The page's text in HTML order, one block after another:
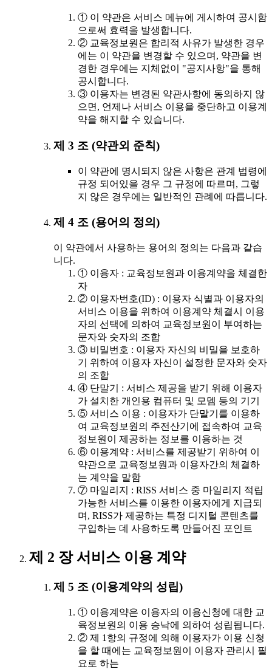
① 이 약관은 서비스 메뉴에 게시하여 공시함
으로써 효력을 발생합니다.
② 교육정보원은 합리적 사유가 발생한 경우
에는 이 약관을 변경할 수 있으며, 약관을 변
경한 경우에는 지체없이 "공지사항"을 통해
공시합니다.
③ 이용자는 변경된 약관사항에 동의하지 않
으면, 언제나 서비스 이용을 중단하고 이용계
약을 해지할 수 있습니다.
제 3 조 (약관외 준칙)
이 약관에 명시되지 않은 사항은 관계 법령에
규정 되어있을 경우 그 규정에 따르며, 그렇
지 않은 경우에는 일반적인 관례에 따릅니다.
제 4 조 (용어의 정의)
이 약관에서 사용하는 용어의 정의는 다음과 같습
니다.
① 이용자 : 교육정보원과 이용계약을 체결한
자
② 이용자번호(ID) : 이용자 식별과 이용자의
서비스 이용을 위하여 이용계약 체결시 이용
자의 선택에 의하여 교육정보원이 부여하는
문자와 숫자의 조합
③ 비밀번호 : 이용자 자신의 비밀을 보호하
기 위하여 이용자 자신이 설정한 문자와 숫자
의 조합
④ 단말기 : 서비스 제공을 받기 위해 이용자
가 설치한 개인용 컴퓨터 및 모뎀 등의 기기
⑤ 서비스 이용 : 이용자가 단말기를 이용하
여 교육정보원의 주전산기에 접속하여 교육
정보원이 제공하는 정보를 이용하는 것
⑥ 이용계약 : 서비스를 제공받기 위하여 이
약관으로 교육정보원과 이용자간의 체결하
는 계약을 말함
⑦ 마일리지 : RISS 서비스 중 마일리지 적립
가능한 서비스를 이용한 이용자에게 지급되
며, RISS가 제공하는 특정 디지털 콘텐츠를
구입하는 데 사용하도록 만들어진 포인트
제 2 장 서비스 이용 계약
제 5 조 (이용계약의 성립)
① 이용계약은 이용자의 이용신청에 대한 교
육정보원의 이용 승낙에 의하여 성립됩니다.
② 제 1항의 규정에 의해 이용자가 이용 신청
을 할 때에는 교육정보원이 이용자 관리시 필
요로 하는